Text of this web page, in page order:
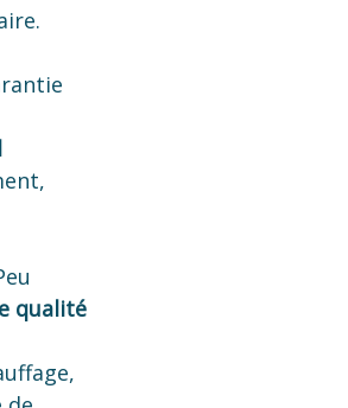
qualité